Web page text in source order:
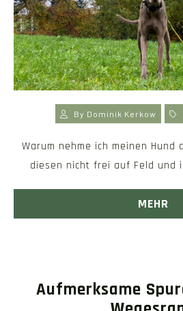
By Dominik Kerkow
Warum nehme ich meinen Hund
diesen nicht frei auf Feld und
MEHR
Aufmerksame